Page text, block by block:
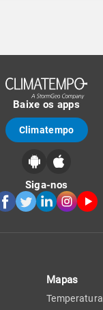
Baixe os apps
Climatempo
Siga-nos
Mapas
Temperatura